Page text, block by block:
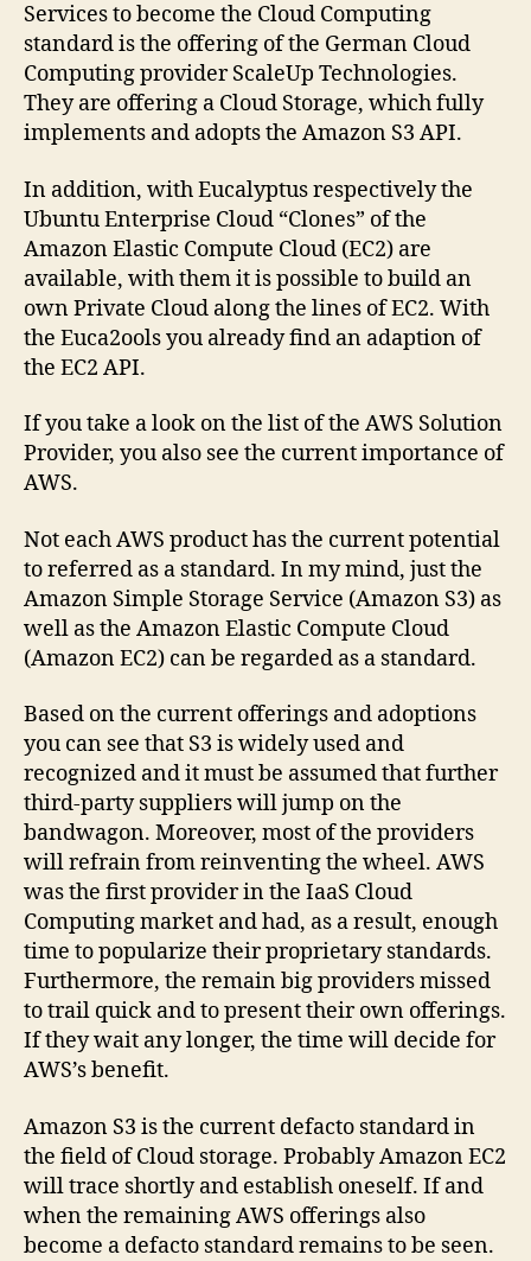
Services to become the Cloud Computing
standard is the offering of the German Cloud
Computing provider ScaleUp Technologies.
They are offering a Cloud Storage, which fully
implements and adopts the Amazon S3 API.
In addition, with Eucalyptus respectively the
Ubuntu Enterprise Cloud “Clones” of the
Amazon Elastic Compute Cloud (EC2) are
available, with them it is possible to build an
own Private Cloud along the lines of EC2. With
the Euca2ools you already find an adaption of
the EC2 API.
If you take a look on the list of the AWS Solution
Provider, you also see the current importance of
AWS.
Not each AWS product has the current potential
to referred as a standard. In my mind, just the
Amazon Simple Storage Service (Amazon S3) as
well as the Amazon Elastic Compute Cloud
(Amazon EC2) can be regarded as a standard.
Based on the current offerings and adoptions
you can see that S3 is widely used and
recognized and it must be assumed that further
third-party suppliers will jump on the
bandwagon. Moreover, most of the providers
will refrain from reinventing the wheel. AWS
was the first provider in the IaaS Cloud
Computing market and had, as a result, enough
time to popularize their proprietary standards.
Furthermore, the remain big providers missed
to trail quick and to present their own offerings.
If they wait any longer, the time will decide for
AWS’s benefit.
Amazon S3 is the current defacto standard in
the field of Cloud storage. Probably Amazon EC2
will trace shortly and establish oneself. If and
when the remaining AWS offerings also
become a defacto standard remains to be seen.